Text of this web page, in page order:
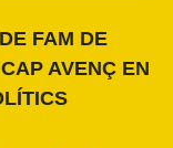
FAM DE
AVENÇ EN